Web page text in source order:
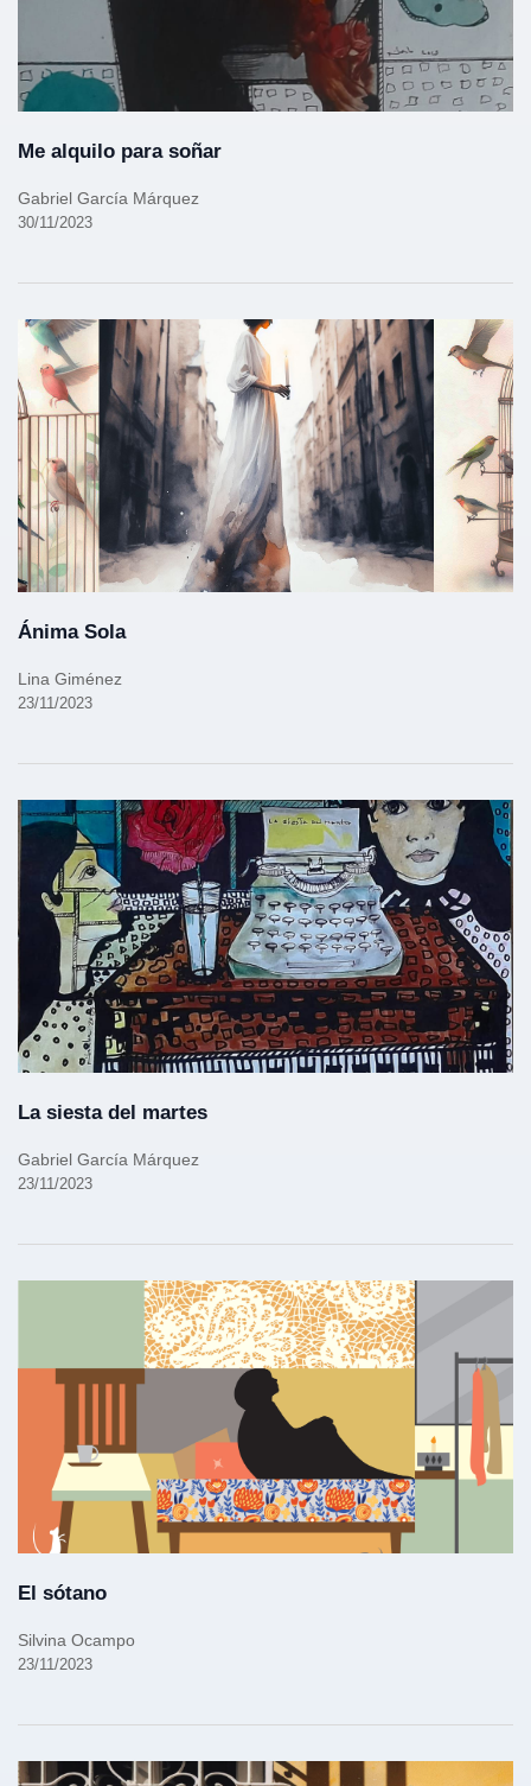
Me alquilo para soñar
Gabriel García Márquez
30/11/2023
Ánima Sola
Lina Giménez
23/11/2023
La siesta del martes
Gabriel García Márquez
23/11/2023
El sótano
Silvina Ocampo
23/11/2023